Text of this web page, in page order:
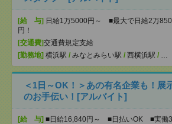
[給 与] 日給1万5000円～ ■最大で日給2万
円！
[交通費]交通費規定支給
[勤務地] 横浜駅 / みなとみらい駅 / 西横浜駅 / …
＜1日～OK！＞あの有名企業も！展
のお手伝い！[アルバイト]
[給 与] ■日給16,840円～ ■日払いOK ■実働